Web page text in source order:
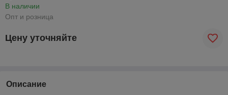
В наличии
Опт и розница
Цену уточняйте
Описание